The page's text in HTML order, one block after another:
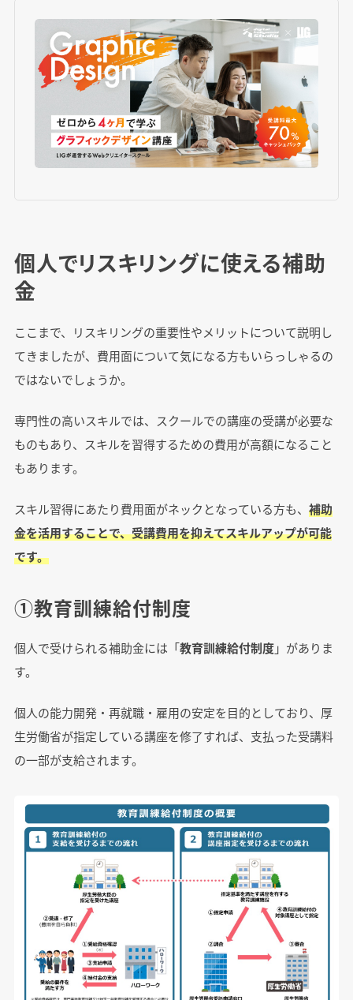
個人でリスキリングに使える補助
金
ここまで、リスキリングの重要性やメリットについて説明し
てきましたが、費用面について気になる方もいらっしゃるの
ではないでしょうか。
専門性の高いスキルでは、スクールでの講座の受講が必要な
ものもあり、スキルを習得するための費用が高額になること
もあります。
スキル習得にあたり費用面がネックとなっている方も、 補助
金を活用することで、受講費用を抑えてスキルアップが可能
です。
①教育訓練給付制度
個人で受けられる補助金には「教育訓練給付制度」がありま
す。
個人の能力開発・再就職・雇用の安定を目的としており、厚
生労働省が指定している講座を修了すれば、支払った受講料
の一部が支給されます。